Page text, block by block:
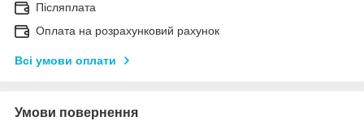
Післяплата
Оплата на розрахунковий рахунок
Всі умови оплати
Умови повернення